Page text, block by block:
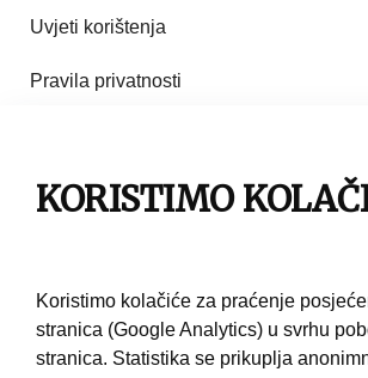
Uvjeti korištenja
Pravila privatnosti
Pravila korištenja
KORISTIMO
Koristimo kolačiće za praćenje
stranica (Google Analytics) u svrhu
stranica. Statistika se prikuplja